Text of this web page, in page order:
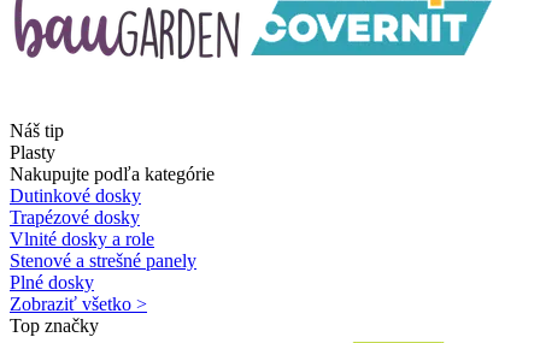
Náš tip
Plasty
Nakupujte podľa kategórie
Dutinkové dosky
Trapézové dosky
Vlnité dosky a role
Stenové a strešné panely
Plné dosky
Zobraziť všetko >
Top značky